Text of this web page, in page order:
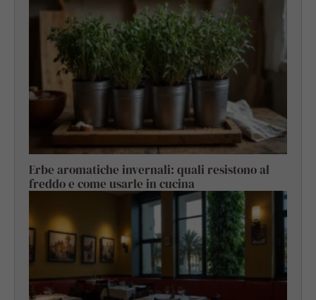
Erbe aromatiche invernali: quali resistono al
freddo e come usarle in cucina